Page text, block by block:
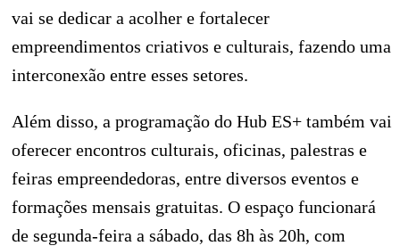
vai se dedicar a acolher e fortalecer
empreendimentos criativos e culturais, fazendo uma
interconexão entre esses setores.
Além disso, a programação do Hub ES+ também vai
oferecer encontros culturais, oficinas, palestras e
feiras empreendedoras, entre diversos eventos e
formações mensais gratuitas. O espaço funcionará
de segunda-feira a sábado, das 8h às 20h, com